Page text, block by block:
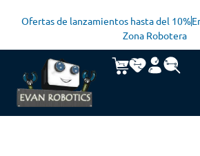
Ofertas de lanzamientos hasta del 10%
Zona Robotera